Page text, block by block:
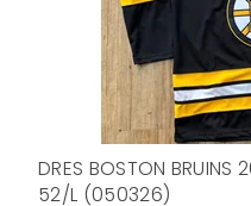
DRES BOSTON BRUINS
52/L (050326)